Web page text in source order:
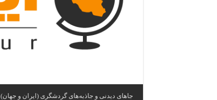
جاهای دیدنی و جاذبه‌های گردشگری (ایران و جهان)